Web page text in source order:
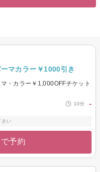
マカラー￥1000引き
・カラー￥1,000OFFチケット
10分 -
さい
予約